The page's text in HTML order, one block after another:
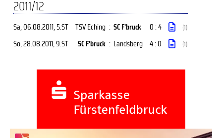
2011/12
Sa, 06.08.2011, 5.ST TSV Eching : SC F'bruck 0 : 4 (1)
So, 28.08.2011, 9.ST SC F'bruck : Landsberg 4 : 0 (1)